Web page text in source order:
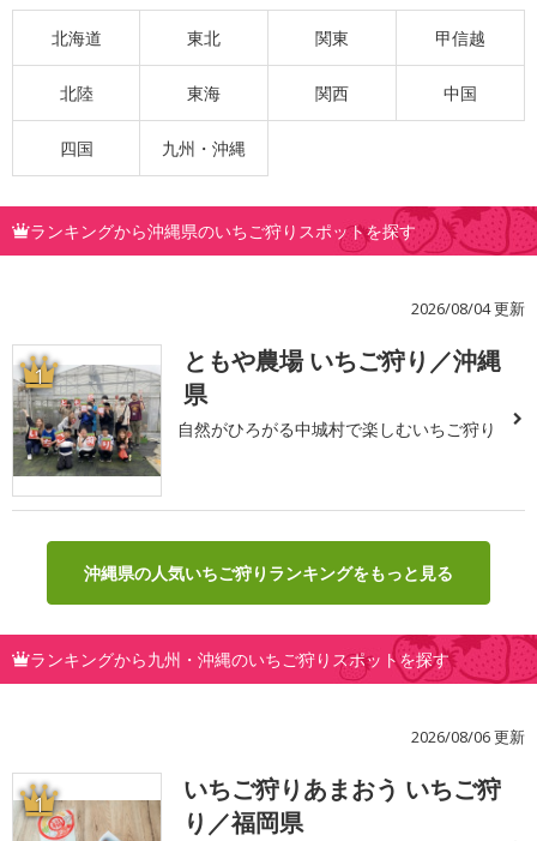
北海道 東北 関東 甲信越
北陸 東海 関西 中国
四国 九州・沖縄
ランキングから沖縄県のいちご狩りスポットを探す
2026/08/04 更新
1
ともや農場 いちご狩り／沖縄
県
自然がひろがる中城村で楽しむいちご狩り
沖縄県の人気いちご狩りランキングをもっと見る
ランキングから九州・沖縄のいちご狩りスポットを探す
2026/08/06 更新
1
いちご狩りあまおう いちご狩
り／福岡県